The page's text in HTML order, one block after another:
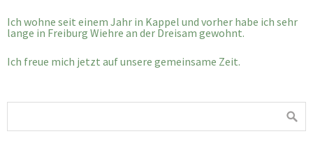
Ich wohne seit einem Jahr in Kappel und vorher habe ich sehr
lange in Freiburg Wiehre an der Dreisam gewohnt.
Ich freue mich jetzt auf unsere gemeinsame Zeit.